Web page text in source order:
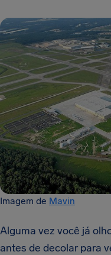
Imagem de Mavin
Alguma vez você já
antes de decolar para